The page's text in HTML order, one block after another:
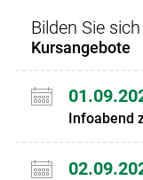
Bilden Sie
Kursangebote
Infoabend